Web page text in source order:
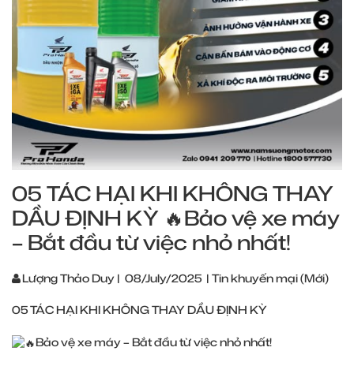
05 TÁC HẠI KHI KHÔNG THAY
DẦU ĐỊNH KỲ 🔥Bảo vệ xe máy
– Bắt đầu từ việc nhỏ nhất!
Lượng Thảo Duy | 08/July/2025 | Tin khuyến mại (Mới)
05 TÁC HẠI KHI KHÔNG THAY DẦU ĐỊNH KỲ
Bảo vệ xe máy – Bắt đầu từ việc nhỏ nhất!